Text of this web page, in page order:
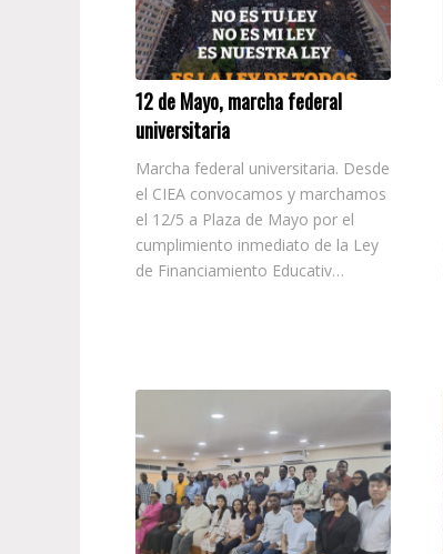
12 de Mayo, marcha federal
universitaria
Marcha federal universitaria. Desde
el CIEA convocamos y marchamos
el 12/5 a Plaza de Mayo por el
cumplimiento inmediato de la Ley
de Financiamiento Educativ…